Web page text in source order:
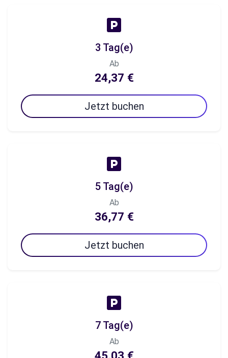
3 Tag(e)
Ab
24,37 €
Jetzt buchen
5 Tag(e)
Ab
36,77 €
Jetzt buchen
7 Tag(e)
Ab